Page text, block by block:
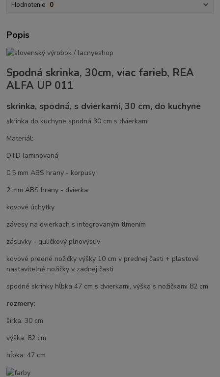
Hodnotenie 0
Popis
Spodná skrinka, 30cm, viac farieb, REA
ALFA UP 011
skrinka, spodná, s dvierkami, 30 cm, do kuchyne
skrinka do kuchyne spodná 30 cm s dvierkami
Materiál:
DTD laminovaná
0,5 mm ABS hrany - korpusy
2 mm ABS hrany - dvierka
kovové úchytky
závesy na dvierkach s integrovaným tlmením
zásuvky - guličkový plnovýsuv
kovové predné nožičky výšky 10 cm v prednej časti + plastové
nastaviteľné nožičky v zadnej časti
spodné skrinky hĺbka 47 cm s dvierkami, výška s nožičkami 82 cm
rozmery:
šírka: 30 cm
výška: 82 cm
hĺbka: 47 cm